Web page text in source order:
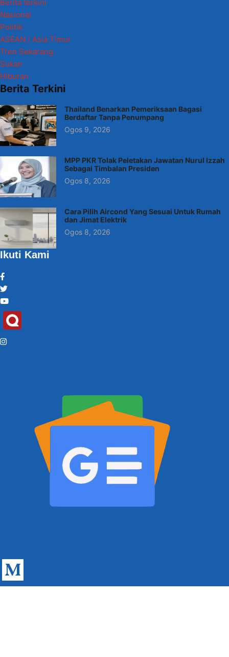
Berita terkini
Nasional
Politik
ASEAN / Asia Timur
Tren Sekarang
Sukan
Hiburan
Berita Terkini
Thailand Benarkan Pemeriksaan Bagasi
Berdaftar Tanpa Penumpang
Ogos 9, 2026
MPP PKR Tolak Peletakan Jawatan Nurul Izzah
Sebagai Timbalan Presiden
Ogos 8, 2026
Cara Pilih Aircond Yang Sesuai Untuk Rumah
dan Jimat Elektrik
Ogos 8, 2026
Ikuti Kami